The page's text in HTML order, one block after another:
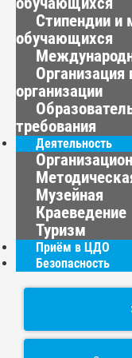
Стипендии
обучающихся
Организация
организации
требования
Деятельность
Музейная
Краеведение
Туризм
Приём в ЦДО
Безопасность